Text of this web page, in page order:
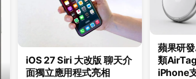
iOS 27 Siri 大改版 聊天介
面獨立應用程式亮相
蘋果研
類
iPhone